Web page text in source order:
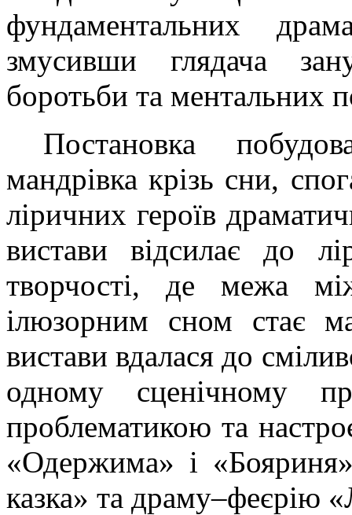
фундаментальних
змусивши глядача
боротьби та ментальних
Постановка
мандрівка крізь сни,
ліричних героїв
вистави відсилає до
творчості, де межа
ілюзорним сном стає
вистави вдалася до
одному сценічному
проблематикою та
«Одержима» і
казка» та драму–феєрію